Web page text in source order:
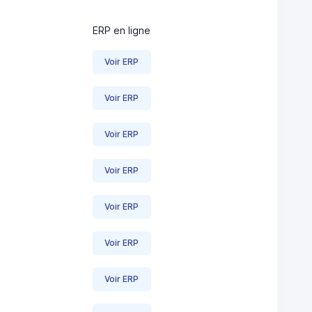
ERP en ligne
Voir ERP
Voir ERP
Voir ERP
Voir ERP
Voir ERP
Voir ERP
Voir ERP